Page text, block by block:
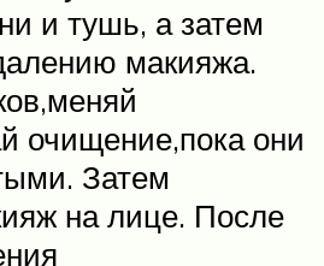
и тушь, а затем
макияжа.
очищение,пока они
Затем
на лице. После